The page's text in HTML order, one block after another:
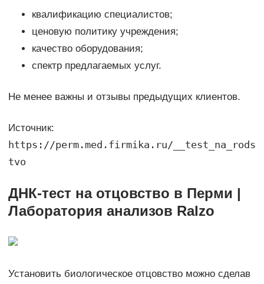
квалификацию специалистов;
ценовую политику учреждения;
качество оборудования;
спектр предлагаемых услуг.
Не менее важны и отзывы предыдущих клиентов.
Источник:
https://perm.med.firmika.ru/__test_na_rods
tvo
ДНК-тест на отцовство в Перми |
Лаборатория анализов Ralzo
Установить биологическое отцовство можно сделав